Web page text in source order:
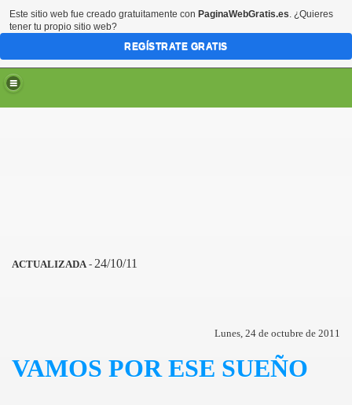
ACTUALIZADA- 24/10/11
Lunes, 24 de octubre de 2011
VAMOS POR ESE SUEÑO
Este sitio web fue creado gratuitamente con PaginaWebGratis.es. ¿Quieres
tener tu propio sitio web?
REGÍSTRATE GRATIS